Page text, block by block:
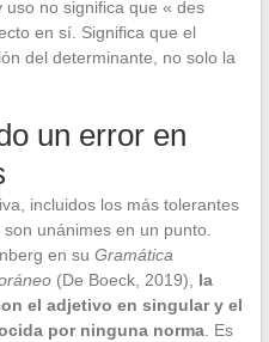
no significa que « des
en sí. Significa que el
del determinante, no solo la
un error en
incluidos los más tolerantes
unánimes en un punto.
en su Gramática
(De Boeck, 2019), la
el adjetivo en singular y el
por ninguna norma. Es